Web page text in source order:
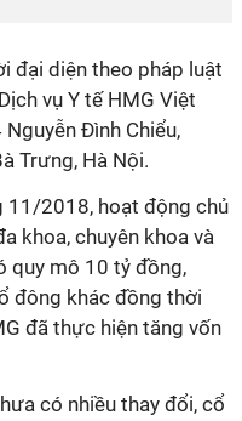
đại diện theo pháp luật
vụ Y tế HMG Việt
Đình Chiểu,
Trưng, Hà Nội.
11/2018, hoạt động chủ
khoa, chuyên khoa và
quy mô 10 tỷ đồng,
đông khác đồng thời
đã thực hiện tăng vốn
có nhiều thay đổi, cổ